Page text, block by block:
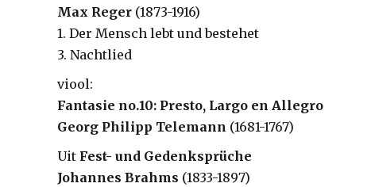
Max Reger (1873-1916)
1. Der Mensch lebt und bestehet
3. Nachtlied
viool:
Fantasie no.10: Presto, Largo en Allegro
Georg Philipp Telemann (1681-1767)
Uit Fest- und Gedenksprüche
Johannes Brahms (1833-1897)